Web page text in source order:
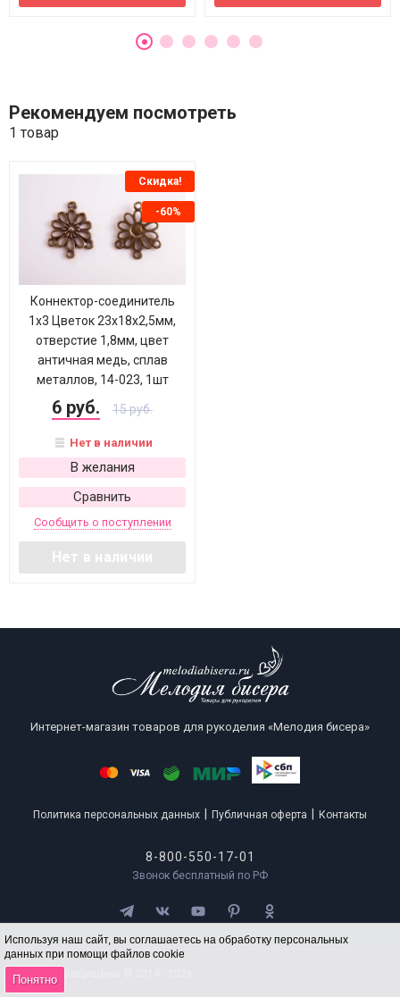
Используя наш сайт, вы соглашаетесь на обработку персональных
данных при помощи файлов cookie
Понятно
Рекомендуем посмотреть
1 товар
Скидка!
-60%
Коннектор-соединитель
1х3 Цветок 23х18х2,5мм,
отверстие 1,8мм, цвет
античная медь, сплав
металлов, 14-023, 1шт
6 руб. 15 руб.
Нет в наличии
В желания
Сравнить
Сообщить о поступлении
Нет в наличии
Интернет-магазин товаров для рукоделия «Мелодия бисера»
Политика персональных данных Публичная оферта Контакты
8-800-550-17-01
Звонок бесплатный по РФ
Все права защищены © 2014 - 2026